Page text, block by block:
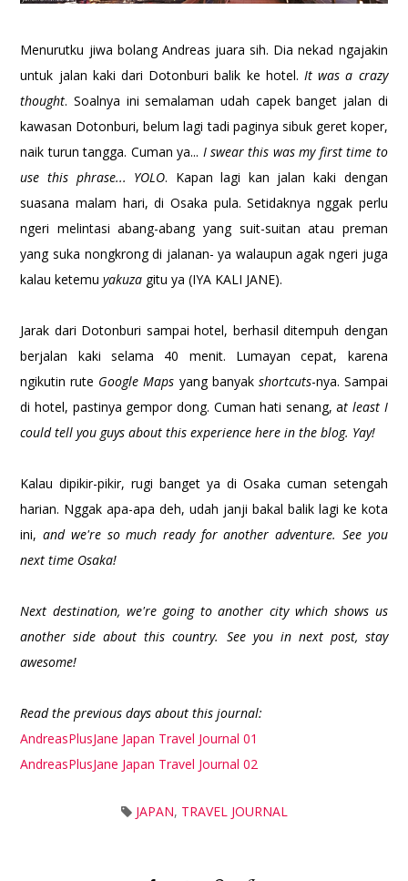
Menurutku jiwa bolang Andreas juara sih. Dia nekad ngajakin
untuk jalan kaki dari Dotonburi balik ke hotel. It was a crazy
thought. Soalnya ini semalaman udah capek banget jalan di
kawasan Dotonburi, belum lagi tadi paginya sibuk geret koper,
naik turun tangga. Cuman ya... I swear this was my first time to
use this phrase... YOLO. Kapan lagi kan jalan kaki dengan
suasana malam hari, di Osaka pula. Setidaknya nggak perlu
ngeri melintasi abang-abang yang suit-suitan atau preman
yang suka nongkrong di jalanan- ya walaupun agak ngeri juga
kalau ketemuyakuza gitu ya (IYA KALI JANE).
Jarak dari Dotonburi sampai hotel, berhasil ditempuh dengan
berjalan kaki selama 40 menit. Lumayan cepat, karena
ngikutin rute Google Maps yang banyak shortcuts-nya. Sampai
di hotel, pastinya gempor dong. Cuman hati senang, at least I
could tell you guys about this experience here in the blog. Yay!
Kalau dipikir-pikir, rugi banget ya di Osaka cuman setengah
harian. Nggak apa-apa deh, udah janji bakal balik lagi ke kota
ini,and we're so much ready for another adventure. See you
next time Osaka!
Next destination, we're going to another city which shows us
another side about this country. See you in next post, stay
awesome!
Read the previous days about this journal:
AndreasPlusJane Japan Travel Journal 01
AndreasPlusJane Japan Travel Journal 02
JAPAN, TRAVEL JOURNAL